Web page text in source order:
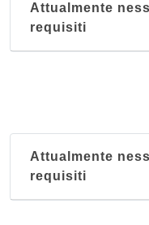
Attualmente
requisiti
Attualmente
requisiti